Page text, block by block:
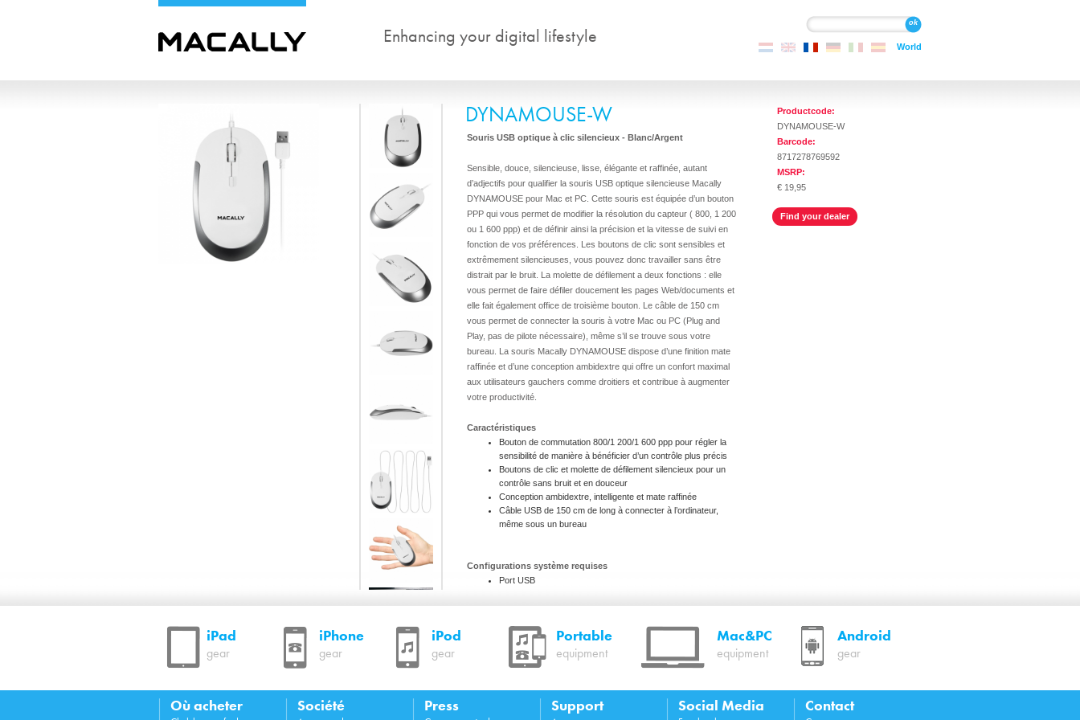
Enhancing your digital lifestyle Recherche
World
DYNAMOUSE-W
Souris USB optique à clic silencieux - Blanc/Argent
Sensible, douce, silencieuse, lisse, élégante et raffinée, autant
d’adjectifs pour qualifier la souris USB optique silencieuse Macally
DYNAMOUSE pour Mac et PC. Cette souris est équipée d’un bouton
PPP qui vous permet de modifier la résolution du capteur ( 800, 1 200
ou 1 600 ppp) et de définir ainsi la précision et la vitesse de suivi en
fonction de vos préférences. Les boutons de clic sont sensibles et
extrêmement silencieuses, vous pouvez donc travailler sans être
distrait par le bruit. La molette de défilement a deux fonctions : elle
vous permet de faire défiler doucement les pages Web/documents et
elle fait également office de troisième bouton. Le câble de 150 cm
vous permet de connecter la souris à votre Mac ou PC (Plug and
Play, pas de pilote nécessaire), même s’il se trouve sous votre
bureau. La souris Macally DYNAMOUSE dispose d’une finition mate
raffinée et d’une conception ambidextre qui offre un confort maximal
aux utilisateurs gauchers comme droitiers et contribue à augmenter
votre productivité.
Caractéristiques
Bouton de commutation 800/1 200/1 600 ppp pour régler la
sensibilité de manière à bénéficier d’un contrôle plus précis
Boutons de clic et molette de défilement silencieux pour un
contrôle sans bruit et en douceur
Conception ambidextre, intelligente et mate raffinée
Câble USB de 150 cm de long à connecter à l’ordinateur,
même sous un bureau
Configurations système requises
Port USB
Spécifications techniques
Poids : 73 g
Longueur du câble : 150 mm
Productcode:
DYNAMOUSE-W
Barcode:
8717278769592
MSRP:
€ 19,95
Find your dealer
iPad
gear
iPhone
gear
iPod
gear
Portable
equipment
Mac&PC
equipment
Android
gear
Où acheter Société Press Support Social Media Contact